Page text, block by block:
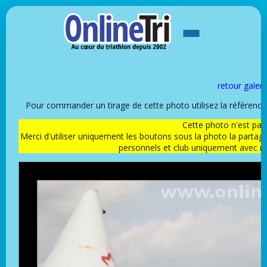
retour
Pour commander un tirage de cette photo utilisez la
Cette photo n'est
Merci d'utiliser uniquement les boutons sous la photo la
personnels et club uniquement avec